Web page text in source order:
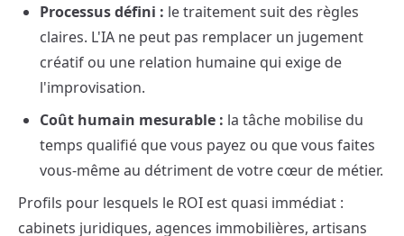
Processus défini : le traitement suit des règles
claires. L'IA ne peut pas remplacer un jugement
créatif ou une relation humaine qui exige de
l'improvisation.
Coût humain mesurable : la tâche mobilise du
temps qualifié que vous payez ou que vous faites
vous-même au détriment de votre cœur de métier.
Profils pour lesquels le ROI est quasi immédiat :
cabinets juridiques, agences immobilières, artisans